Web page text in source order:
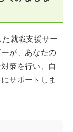
た就職支援サー
が、あなたの
策を行い、自
サポートしま